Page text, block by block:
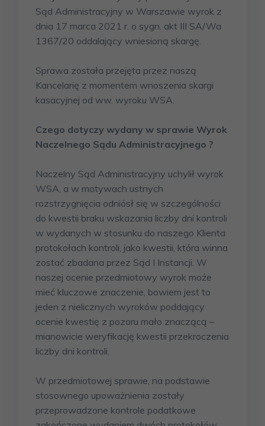
Sąd Administracyjny w Warszawie wyrok z
dnia 17 marca 2021 r. o sygn. akt III SA/Wa
1367/20 oddalający wniesioną skargę.
Sprawa została przejęta przez naszą
Kancelarię z momentem wnoszenia skargi
kasacyjnej od ww. wyroku WSA.
Czego dotyczy wydany w sprawie Wyrok
Naczelnego Sądu Administracyjnego ?
Naczelny Sąd Administracyjny uchylił wyrok
WSA, a w motywach ustnych
rozstrzygnięcia odniósł się w szczególności
do kwestii braku wskazania liczby dni kontroli
w wydanych w stosunku do naszego Klienta
protokołach kontroli, jako kwestii, która winna
zostać zbadana przez Sąd I Instancji. W
naszej ocenie przedmiotowy wyrok może
mieć kluczowe znaczenie, bowiem jest to
jeden z nielicznych wyroków poddający
ocenie kwestię z pozoru mało znaczącą –
mianowicie weryfikację kwestii przekroczenia
liczby dni kontroli.
W przedmiotowej sprawie, na podstawie
stosownego upoważnienia zostały
przeprowadzone kontrole podatkowe